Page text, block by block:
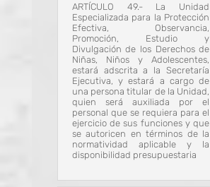
ARTÍCULO 49.- La Unidad
Especializada para la Protección
Efectiva, Observancia,
Promoción, Estudio y
Divulgación de los Derechos de
Niñas, Niños y Adolescentes,
estará adscrita a la Secretaría
Ejecutiva, y estará a cargo de
una persona titular de la Unidad,
quien será auxiliada por el
personal que se requiera para el
ejercicio de sus funciones y que
se autoricen en términos de la
normatividad aplicable y la
disponibilidad presupuestaria